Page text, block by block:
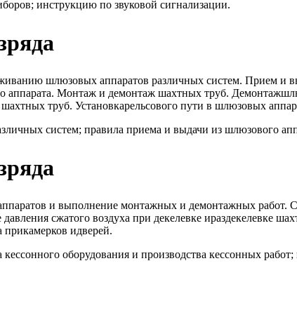
инструкцию по звуковой сигнализации.
шлюзовых аппаратов различных систем. Прием и
Монтаж и демонтаж шахтных труб.
труб. Установкарельсового пути в шлюзовых
систем; правила приема и выдачи из шлюзового
и выполнение монтажных и демонтажных работ.
сжатого воздуха при декелевке ираздекелевке
прикамерков идверей.
оборудования и производства кессонных